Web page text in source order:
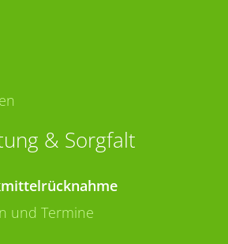
& Sorgfalt
und Termine